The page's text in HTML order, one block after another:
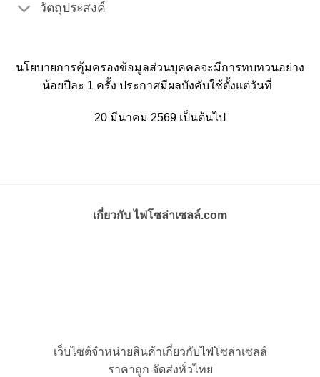
วัตถุประสงค์
นโยบายการคุ้มครองข้อมูลส่วนบุคคลจะมีการทบทวนอย่าง
น้อยปีละ 1 ครั้ง ประกาศมีผลบังคับใช้ตั้งแต่วันที่
20 มีนาคม 2569 เป็นต้นไป
เกี่ยวกับ ไฟโซล่าเซลล์.com
เว็บไซต์จำหน่ายสินค้าเกี่ยวกับไฟโซล่าเซลล์
ราคาถูก จัดส่งทั่วไทย